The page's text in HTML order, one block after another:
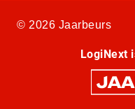
© 2026 Jaarbeurs
LogiNext